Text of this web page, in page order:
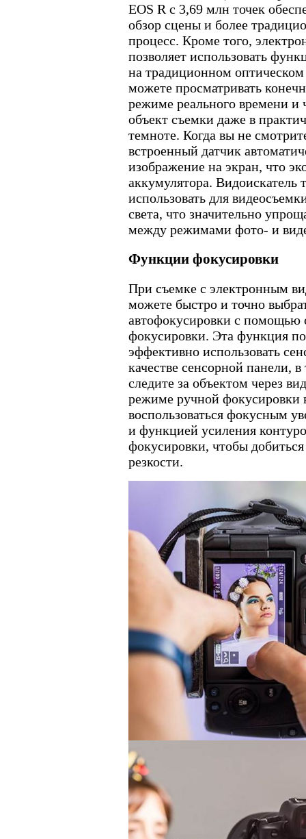
EOS R с 3,69 млн точек
обзор сцены и более
процесс. Кроме того,
позволяет использовать
на традиционном
можете просматривать
режиме реального времени и
объект съемки даже в
темноте. Когда вы не
встроенный датчик
изображение на экран, что
аккумулятора.
использовать для
света, что значительно
между режимами фото- и
Функции фокусировки
При съемке с электронным
можете быстро и точно
автофокусировки с помощью
фокусировки. Эта функция
эффективно использовать
качестве сенсорной панели,
следите за объектом через
режиме ручной фокусировки
воспользоваться фокусным
и функцией усиления
фокусировки, чтобы
резкости.